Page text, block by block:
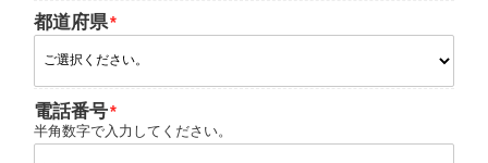
都道府県
電話番号
半角数字で入力してください。